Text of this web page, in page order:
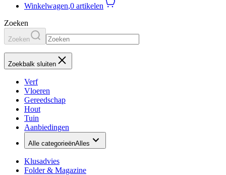
Winkelwagen,0 artikelen
Zoeken
Zoeken
Zoekbalk sluiten
Verf
Vloeren
Gereedschap
Hout
Tuin
Aanbiedingen
Alle categorieënAlles
Klusadvies
Folder & Magazine